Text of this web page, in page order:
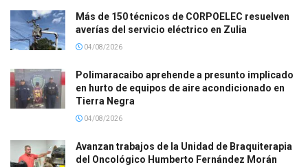
Más de 150 técnicos de CORPOELEC resuelven
averías del servicio eléctrico en Zulia
04/08/2026
Polimaracaibo aprehende a presunto implicado
en hurto de equipos de aire acondicionado en
Tierra Negra
04/08/2026
Avanzan trabajos de la Unidad de Braquiterapia
del Oncológico Humberto Fernández Morán